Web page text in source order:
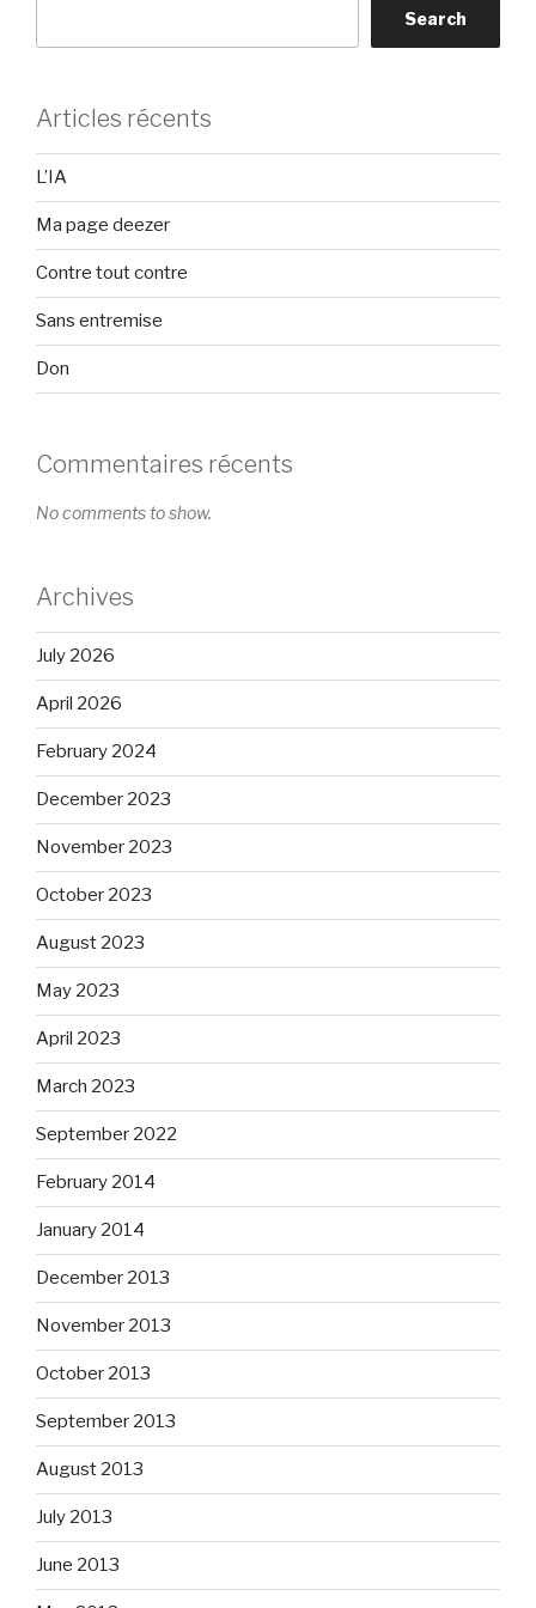
Search
Articles récents
L’IA
Ma page deezer
Contre tout contre
Sans entremise
Don
Commentaires récents
No comments to show.
Archives
July 2026
April 2026
February 2024
December 2023
November 2023
October 2023
August 2023
May 2023
April 2023
March 2023
September 2022
February 2014
January 2014
December 2013
November 2013
October 2013
September 2013
August 2013
July 2013
June 2013